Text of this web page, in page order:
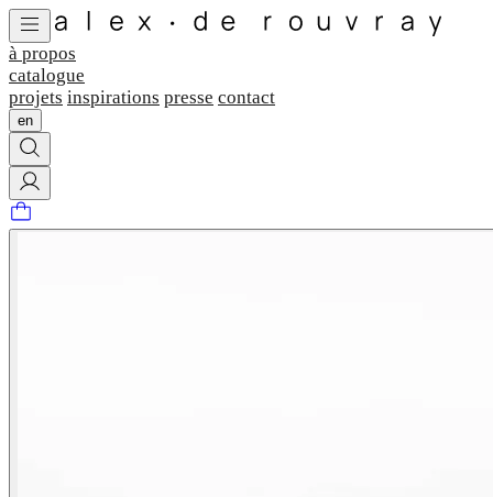
à propos
catalogue
projets inspirations presse contact
en